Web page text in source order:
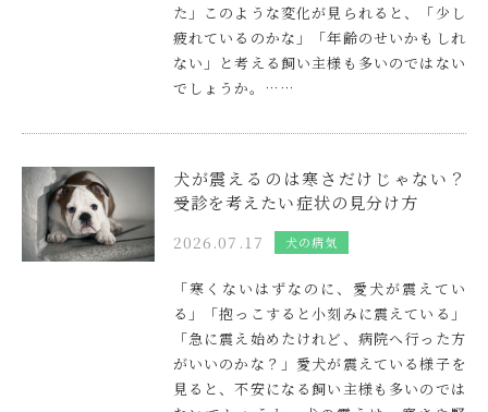
た」このような変化が見られると、「少し
疲れているのかな」「年齢のせいかもしれ
ない」と考える飼い主様も多いのではない
でしょうか。……
犬が震えるのは寒さだけじゃない？
受診を考えたい症状の見分け方
2026.07.17 犬の病気
「寒くないはずなのに、愛犬が震えてい
る」「抱っこすると小刻みに震えている」
「急に震え始めたけれど、病院へ行った方
がいいのかな？」愛犬が震えている様子を
見ると、不安になる飼い主様も多いのでは